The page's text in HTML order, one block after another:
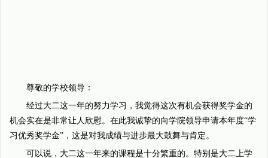
尊敬的学校领导：
经过大二这一年的努力学习，我觉得这次有机会获得奖学金的
机会实在是非常让人欣慰。在此我诚挚的向学院领导申请本年度“学
习优秀奖学金”，这是对我成绩与进步最大鼓舞与肯定。
可以说，大二这一年来的课程是十分繁重的。特别是大二上学